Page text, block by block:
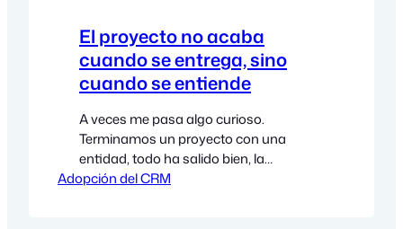
El proyecto no acaba
cuando se entrega, sino
cuando se entiende
A veces me pasa algo curioso.
Terminamos un proyecto con una
entidad, todo ha salido bien, la
herramienta está implantada, los
Adopción del CRM